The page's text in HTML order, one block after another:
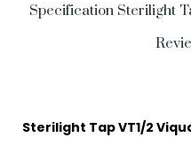
Specification Sterilight
Sterilight Tap VT1/2